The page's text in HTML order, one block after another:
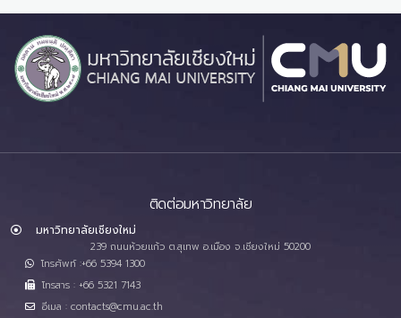
ติดต่อมหาวิทยาลัย
มหาวิทยาลัยเชียงใหม่
239 ถนนห้วยแก้ว ต.สุเทพ อ.เมือง จ.เชียงใหม่ 50200
โทรศัพท์ :+66 5394 1300
โทรสาร : +66 5321 7143
อีเมล : contacts@cmu.ac.th